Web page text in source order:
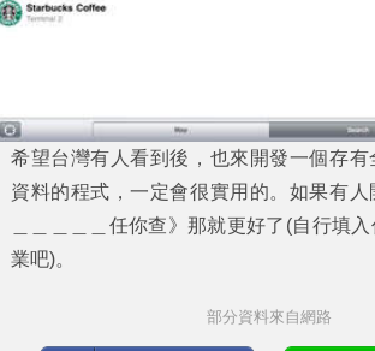
希望台灣有人看到後，也來開發一個存有
資料的程式，一定會很實用的。如果有
＿＿＿＿＿任你查》那就更好了(自行填
業吧)。
部分資料來自網路